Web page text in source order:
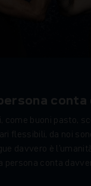
come buoni pasto,
flessibili, da noi
davvero è
persona conta